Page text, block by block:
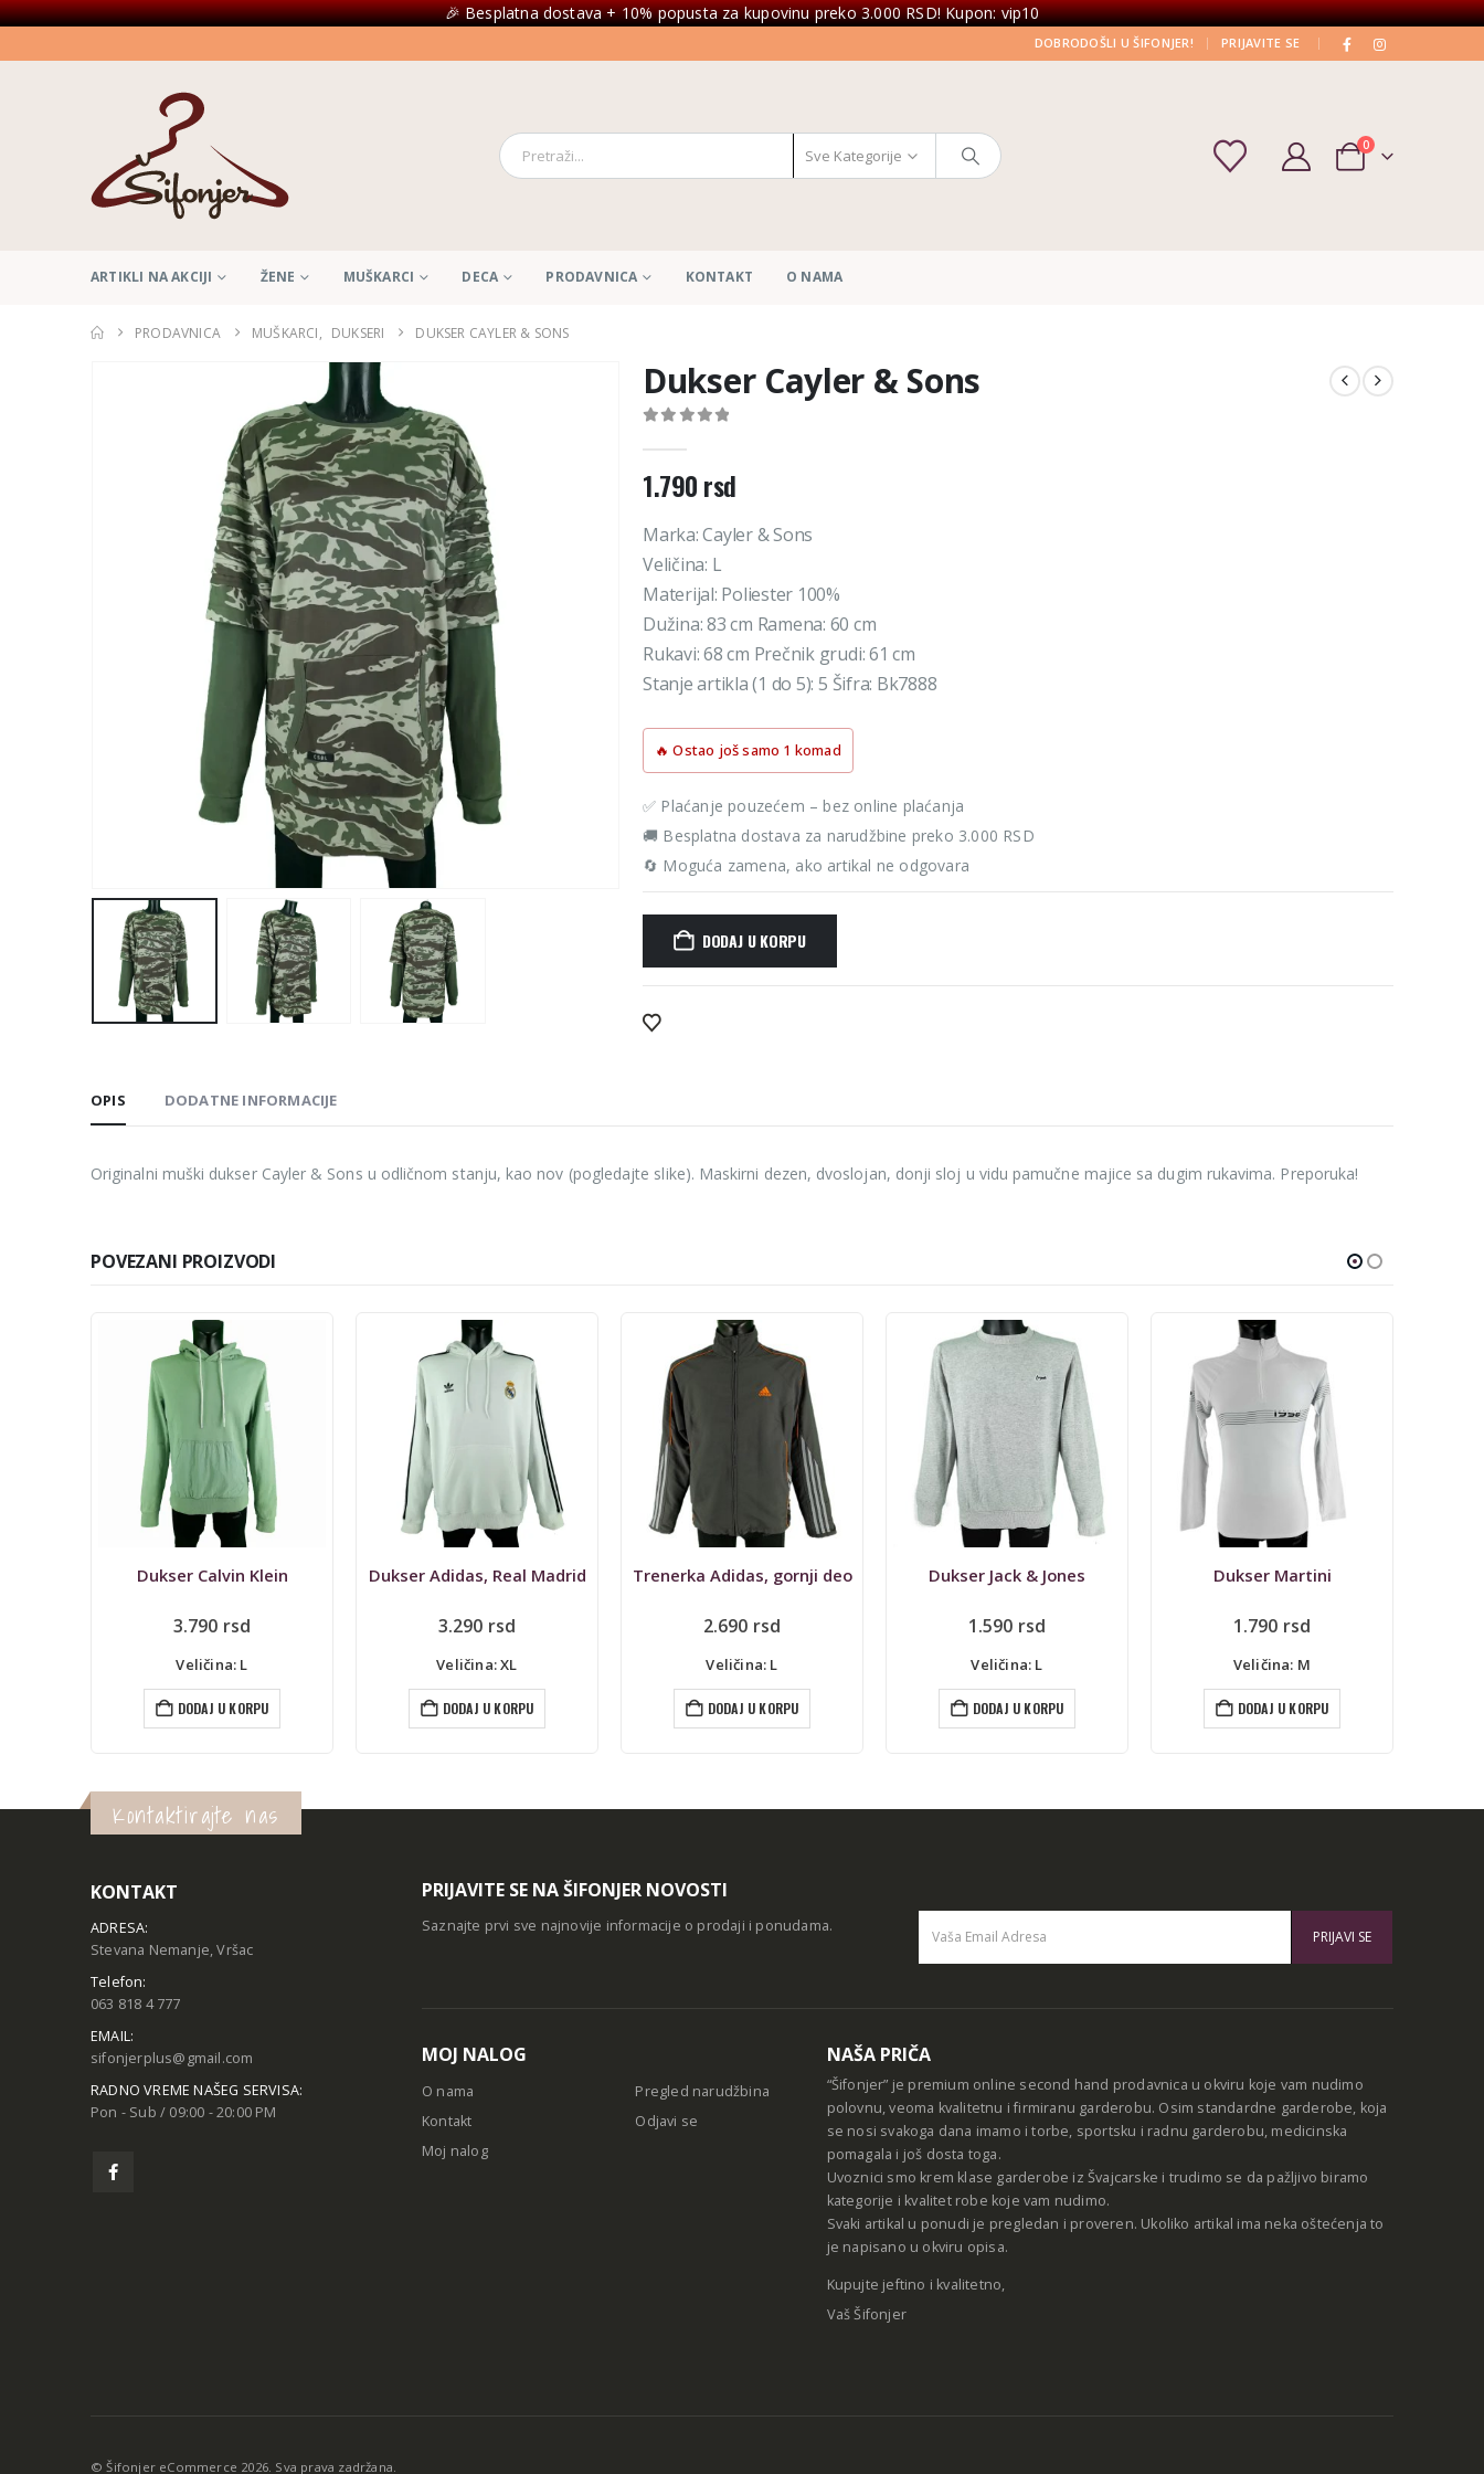
🎉 Besplatna dostava + 10% popusta za kupovinu preko 3.000 RSD! Kupon: vip10
DOBRODOŠLI U ŠIFONJER! | PRIJAVITE SE |
Sve Kategorije
0
ARTIKLI NA AKCIJI ŽENE MUŠKARCI DECA PRODAVNICA KONTAKT O NAMA
PRODAVNICA MUŠKARCI, DUKSERI DUKSER CAYLER & SONS
Dukser Cayler & Sons
1.790rsd
Marka: Cayler & Sons
Veličina: L
Materijal: Poliester 100%
Dužina: 83 cm Ramena: 60 cm
Rukavi: 68 cm Prečnik grudi: 61 cm
Stanje artikla (1 do 5): 5 Šifra: Bk7888
🔥 Ostao još samo 1 komad
✅ Plaćanje pouzećem – bez online plaćanja
🚚 Besplatna dostava za narudžbine preko 3.000 RSD
🔄 Moguća zamena, ako artikal ne odgovara
DODAJ U KORPU
Alternative:
OPIS DODATNE INFORMACIJE
Originalni muški dukser Cayler & Sons u odličnom stanju, kao nov (pogledajte slike). Maskirni dezen, dvoslojan, donji sloj u vidu pamučne majice sa dugim rukavima. Preporuka!
POVEZANI PROIZVODI
Dukser Adidas, Real Madrid
3.290 rsd
Veličina: XL
DODAJ U KORPU
Trenerka Adidas, gornji deo
2.690 rsd
Veličina: L
DODAJ U KORPU
Dukser Jack & Jones
1.590 rsd
Veličina: L
DODAJ U KORPU
Dukser Martini
1.790 rsd
Veličina: M
DODAJ U KORPU
Džemper – dukser O’Neill
2.190 rsd Originalna
je
bila:
2.190 rsd.
876
Veličina: XS
DODAJ U KORPU
Kontaktirajte nas
KONTAKT
ADRESA:
Stevana Nemanje, Vršac
Telefon:
063 818 4 777
EMAIL:
sifonjerplus@gmail.com
RADNO VREME NAŠEG SERVISA:
Pon - Sub / 09:00 - 20:00 PM
PRIJAVITE SE NA ŠIFONJER NOVOSTI
Saznajte prvi sve najnovije informacije o prodaji i ponudama.
MOJ NALOG
O nama
Kontakt
Moj nalog
Pregled narudžbina
Odjavi se
NAŠA PRIČA
“Šifonjer” je premium online second hand prodavnica u okviru koje vam nudimo
polovnu, veoma kvalitetnu i firmiranu garderobu. Osim standardne garderobe, koja
se nosi svakoga dana imamo i torbe, sportsku i radnu garderobu, medicinska
pomagala i još dosta toga.
Uvoznici smo krem klase garderobe iz Švajcarske i trudimo se da pažljivo biramo
kategorije i kvalitet robe koje vam nudimo.
Svaki artikal u ponudi je pregledan i proveren. Ukoliko artikal ima neka oštećenja to
je napisano u okviru opisa.
Kupujte jeftino i kvalitetno,
Vaš Šifonjer
© Šifonjer eCommerce 2026. Sva prava zadržana.